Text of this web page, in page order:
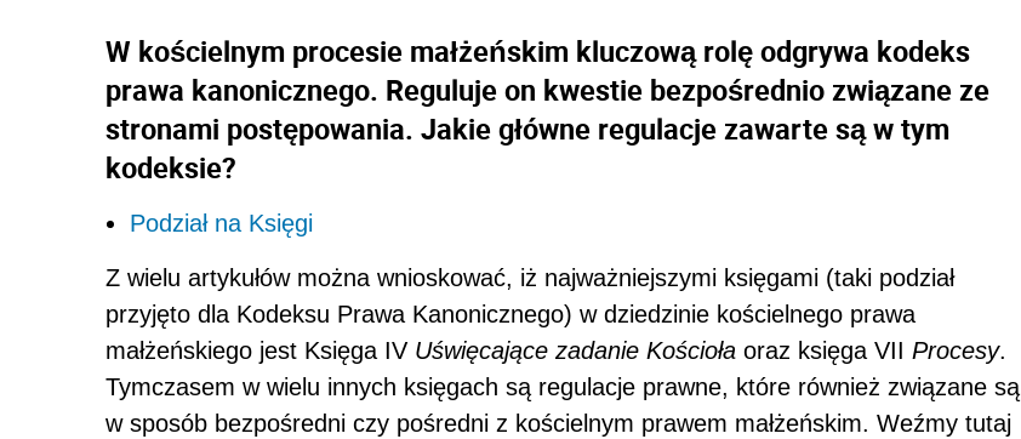
W kościelnym procesie małżeńskim kluczową rolę odgrywa kodeks
prawa kanonicznego. Reguluje on kwestie bezpośrednio związane ze
stronami postępowania. Jakie główne regulacje zawarte są w tym
kodeksie?
Podział na Księgi
Z wielu artykułów można wnioskować, iż najważniejszymi księgami (taki podział
przyjęto dla Kodeksu Prawa Kanonicznego) w dziedzinie kościelnego prawa
małżeńskiego jest Księga IV Uświęcające zadanie Kościoła oraz księga VII Procesy.
Tymczasem w wielu innych księgach są regulacje prawne, które również związane są
w sposób bezpośredni czy pośredni z kościelnym prawem małżeńskim. Weźmy tutaj